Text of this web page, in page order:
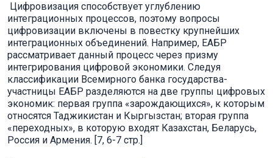
Цифровизация способствует углублению
интеграционных процессов, поэтому вопросы
цифровизации включены в повестку крупнейших
интеграционных объединений. Например, ЕАБР
рассматривает данный процесс через призму
интегрирования цифровой экономики. Следуя
классификации Всемирного банка государства-
участницы ЕАБР разделяются на две группы цифровых
экономик: первая группа «зарождающихся», к которым
относятся Таджикистан и Кыргызстан; вторая группа
«переходных», в которую входят Казахстан, Беларусь,
Россия и Армения. [7, 6-7 стр.]